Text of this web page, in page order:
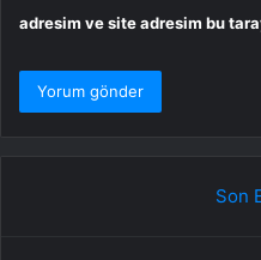
adresim ve site adresim bu
Son